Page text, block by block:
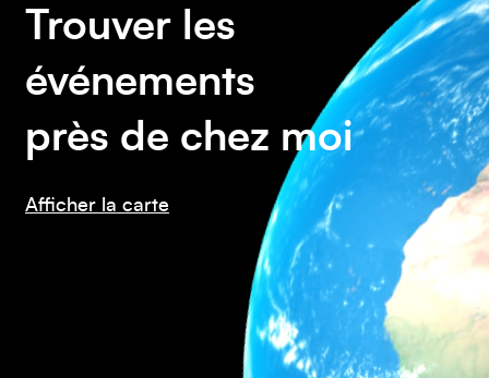
Trouver les
événements
près de chez moi
Afficher la carte
Amérique du Nord